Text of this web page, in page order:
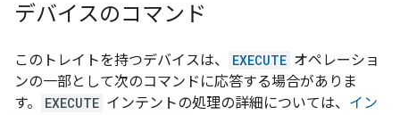
デバイスのコマンド
このトレイトを持つデバイスは、 EXECUTE オペレーショ
ンの一部として次のコマンドに応答する場合がありま
す。
EXECUTE インテントの処理の詳細については、 イン